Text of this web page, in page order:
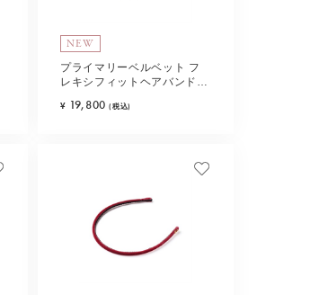
NEW
プライマリーベルベット フ
レキシフィットヘアバンド
¥ 19,800 (税込)